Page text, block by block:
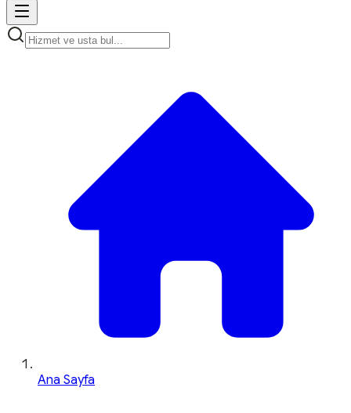
Ana Sayfa